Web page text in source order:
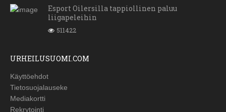
Esport Oilersilla tappiollinen paluu
liigapeleihin
511422
URHEILUSUOMI.COM
Käyttöehdot
Tietosuojalauseke
Mediakortti
Rekrytointi